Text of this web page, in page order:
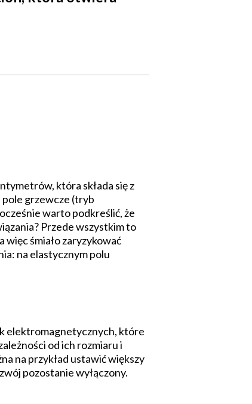
która składa się z
pole grzewcze (tryb
warto podkreślić, że
Przede wszystkim to
śmiało zaryzykować
na elastycznym polu
elektromagnetycznych, które
od ich rozmiaru i
na przykład ustawić większy
pozostanie wyłączony.